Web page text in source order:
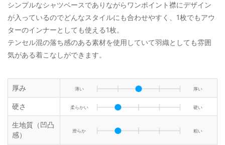
シンプルなシャツベースでありながらワンポイント襟にデザイン
が入っているのでどんなスタイルにも合わせやすく、1枚でもアウ
ターのインナーとしても使える1枚。
テンセル混の落ち感のある素材を使用していて羽織としても雰囲
気がある着こなしができます。
厚み 薄い 厚い
硬さ 柔らかい 硬い
生地質（凹凸
感）
滑らか 粗い